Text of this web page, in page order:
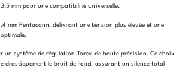
mm pour une compatibilité universelle.
mm Pentaconn, délivrant une tension plus élevée et une
un système de régulation Torex de haute précision. Ce choix
drastiquement le bruit de fond, assurant un silence total